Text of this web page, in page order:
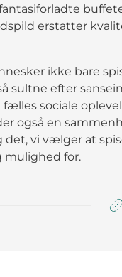
erstatter
ikke bare
sultne efter
fælles sociale
også en
det, vi vælger at
mulighed for.